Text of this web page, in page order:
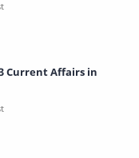
Current Affairs in